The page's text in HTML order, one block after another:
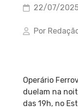
22/07/2025
Por
Operário
duelam na
das 19h, no